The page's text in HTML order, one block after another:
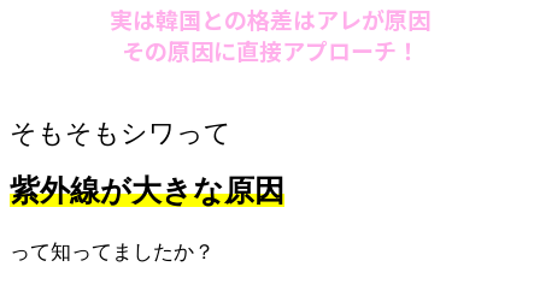
実は韓国との格差はアレが原因
その原因に直接アプローチ！
そもそもシワって
紫外線が大きな原因
って知ってましたか？